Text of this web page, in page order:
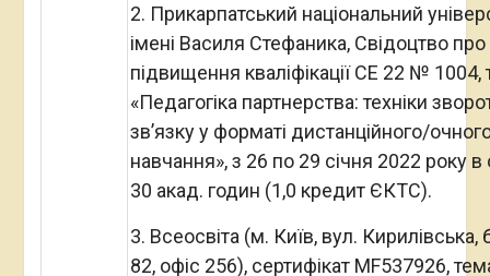
2. Прикарпатський національний
імені Василя Стефаника, Свідоцтво про
підвищення кваліфікації СЕ 22 № 1004,
«Педагогіка партнерства: техніки
зв’язку у форматі дистанційного/
навчання», з 26 по 29 січня 2022 року в
30 акад. годин (1,0 кредит ЄКТС).
3. Всеосвіта (м. Київ, вул. Кирилівська,
82, офіс 256), сертифікат MF537926,